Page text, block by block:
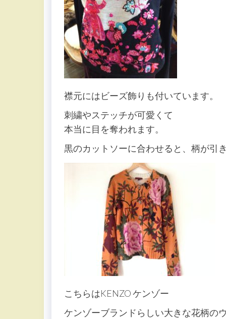
襟元にはビーズ飾りも付いています。
刺繍やステッチが可愛くて
本当に目を奪われます。
黒のカットソーに合わせると、柄が引
こちらはKENZO ケンゾー
ケンゾーブランドらしい大きな花柄の